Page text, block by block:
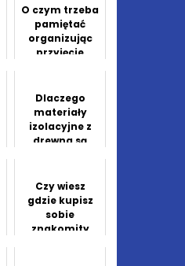
O czym trzeba
pamiętać
organizując
przyjęcie
Dlaczego
materiały
izolacyjne z
drewna są
dla twojego
domu?
Czy wiesz
gdzie kupisz
sobie
znakomity